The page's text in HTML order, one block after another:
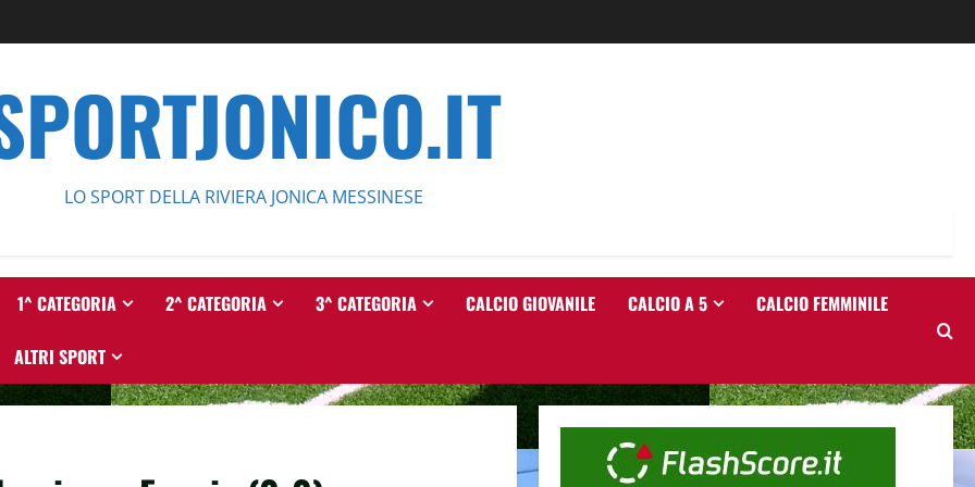
LO SPORT DELLA RIVIERA JONICA MESSINESE
1^ CATEGORIA 2^ CATEGORIA 3^ CATEGORIA CALCIO GIOVANILE CALCIO A 5 CALCIO FEMMINILE
ALTRI SPORT